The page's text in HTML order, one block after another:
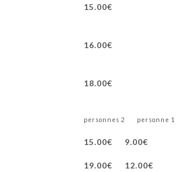
15.00€
16.00€
18.00€
1 personne
2 personnes
9.00€
15.00€
12.00€
19.00€